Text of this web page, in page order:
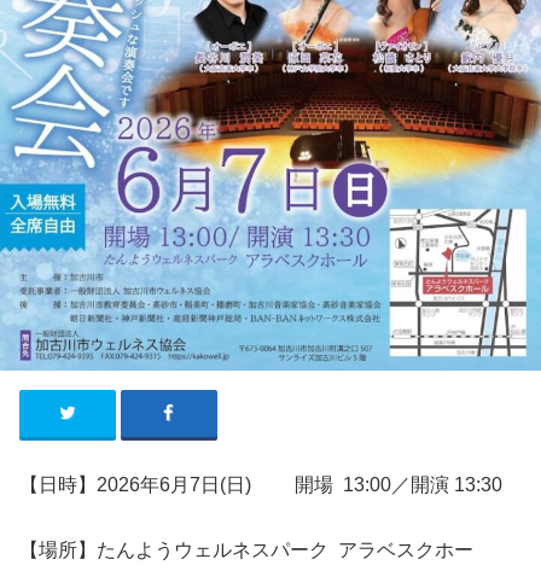
【日時】2026年6月7日(日) 開場 13:00／開演 13:30
【場所】たんようウェルネスパーク アラベスクホー